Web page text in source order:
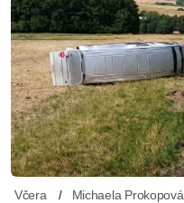
Včera Michaela Prokopová